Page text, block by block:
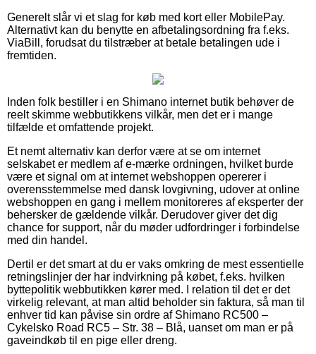
Generelt slår vi et slag for køb med kort eller MobilePay.
Alternativt kan du benytte en afbetalingsordning fra f.eks.
ViaBill, forudsat du tilstræber at betale betalingen ude i
fremtiden.
Inden folk bestiller i en Shimano internet butik behøver de
reelt skimme webbutikkens vilkår, men det er i mange
tilfælde et omfattende projekt.
Et nemt alternativ kan derfor være at se om internet
selskabet er medlem af e-mærke ordningen, hvilket burde
være et signal om at internet webshoppen opererer i
overensstemmelse med dansk lovgivning, udover at online
webshoppen en gang i mellem monitoreres af eksperter der
behersker de gældende vilkår. Derudover giver det dig
chance for support, når du møder udfordringer i forbindelse
med din handel.
Dertil er det smart at du er vaks omkring de mest essentielle
retningslinjer der har indvirkning på købet, f.eks. hvilken
byttepolitik webbutikken kører med. I relation til det er det
virkelig relevant, at man altid beholder sin faktura, så man til
enhver tid kan påvise sin ordre af Shimano RC500 –
Cykelsko Road RC5 – Str. 38 – Blå, uanset om man er på
gaveindkøb til en pige eller dreng.